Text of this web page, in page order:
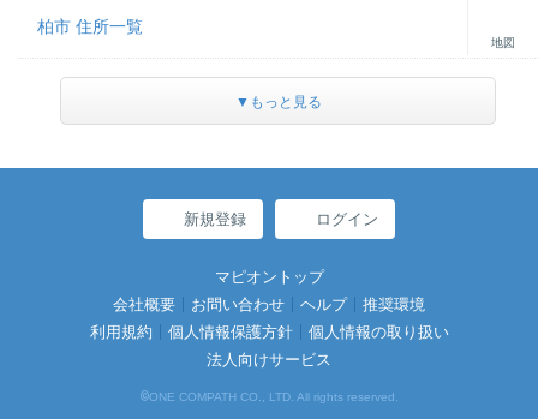
柏市 住所一覧
地図
▼もっと見る
新規登録 ログイン
マピオントップ
会社概要
お問い合わせ ヘルプ
推奨環境
利用規約
個人情報保護方針
個人情報の取り扱い
法人向けサービス
©ONE COMPATH CO., LTD. All rights reserved.